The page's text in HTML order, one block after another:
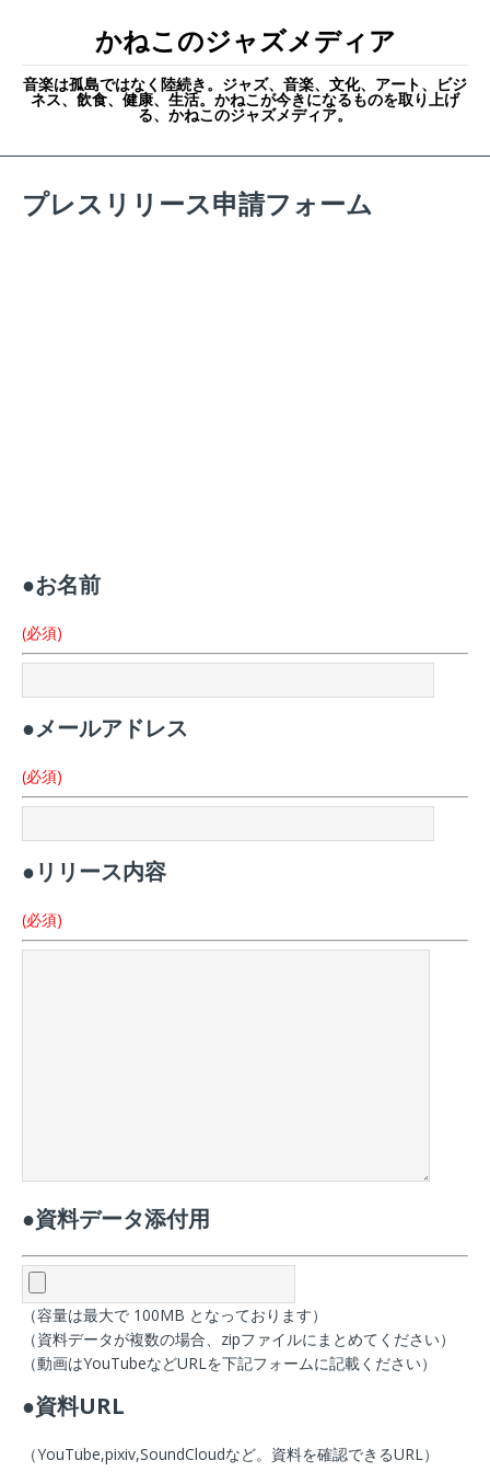
かねこのジャズメディア
音楽は孤島ではなく陸続き。ジャズ、音楽、文化、アート、ビジ
ネス、飲食、健康、生活。かねこが今きになるものを取り上げ
る、かねこのジャズメディア。
プレスリリース申請フォーム
●お名前
(必須)
●メールアドレス
(必須)
●リリース内容
(必須)
●資料データ添付用
（容量は最大で 100MB となっております）
（資料データが複数の場合、zipファイルにまとめてください）
（動画はYouTubeなどURLを下記フォームに記載ください）
●資料URL
（YouTube,pixiv,SoundCloudなど。資料を確認できるURL）